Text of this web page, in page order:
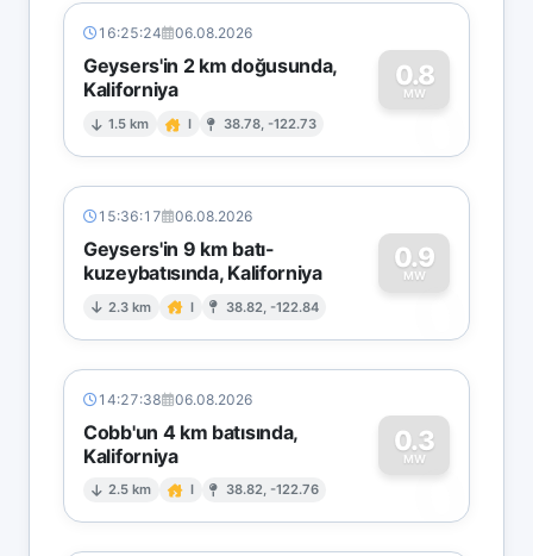
16:25:24 06.08.2026
Geysers'in 2 km doğusunda,
Kaliforniya
1.5 km I 38.78, -122.73
0.8
MW
0
15:36:17 06.08.2026
Geysers'in 9 km batı-
kuzeybatısında, Kaliforniya
2.3 km I 38.82, -122.84
0.9
MW
0
14:27:38 06.08.2026
Cobb'un 4 km batısında,
Kaliforniya
2.5 km I 38.82, -122.76
0.3
MW
0